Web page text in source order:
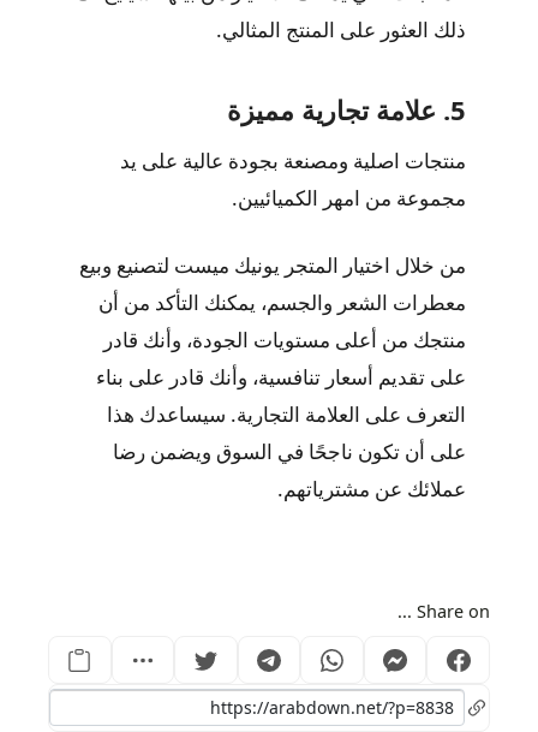
ذلك العثور على المنتج المثالي.
5. علامة تجارية مميزة
منتجات اصلية ومصنعة بجودة عالية على يد
مجموعة من امهر الكميائيين.
من خلال اختيار المتجر يونيك ميست لتصنيع وبيع
معطرات الشعر والجسم، يمكنك التأكد من أن
منتجك من أعلى مستويات الجودة، وأنك قادر
على تقديم أسعار تنافسية، وأنك قادر على بناء
التعرف على العلامة التجارية. سيساعدك هذا
على أن تكون ناجحًا في السوق ويضمن رضا
عملائك عن مشترياتهم.
Share on ...